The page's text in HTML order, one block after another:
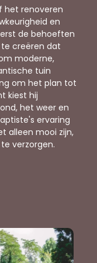
het renoveren
en
de behoeften
creëren dat
moderne,
tuin
om het plan tot
kiest hij
het weer en
ervaring
alleen mooi zijn,
verzorgen.